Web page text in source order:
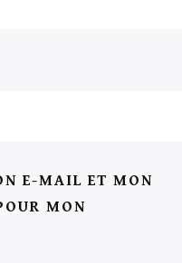
E-MAIL ET MON
MON